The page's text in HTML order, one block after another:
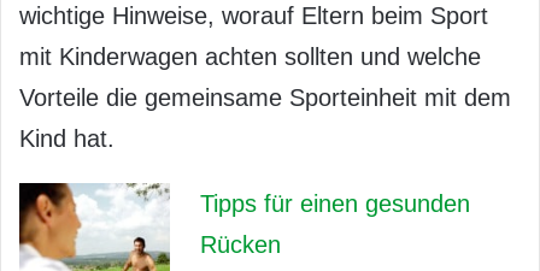
wichtige Hinweise, worauf Eltern beim Sport
mit Kinderwagen achten sollten und welche
Vorteile die gemeinsame Sporteinheit mit dem
Kind hat.
Tipps für einen gesunden
Rücken